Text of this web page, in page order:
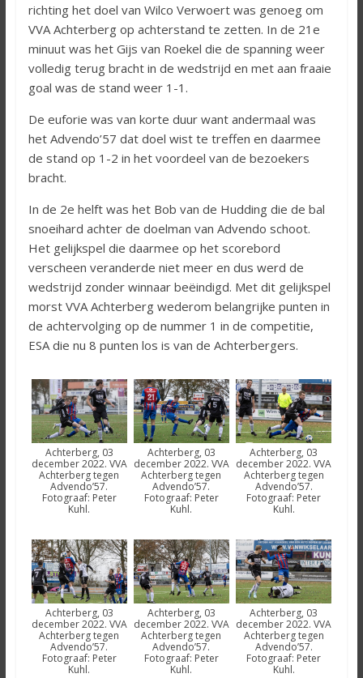
richting het doel van Wilco Verwoert was genoeg om
VVA Achterberg op achterstand te zetten. In de 21e
minuut was het Gijs van Roekel die de spanning weer
volledig terug bracht in de wedstrijd en met aan fraaie
goal was de stand weer 1-1.
De euforie was van korte duur want andermaal was
het Advendo’57 dat doel wist te treffen en daarmee
de stand op 1-2 in het voordeel van de bezoekers
bracht.
In de 2e helft was het Bob van de Hudding die de bal
snoeihard achter de doelman van Advendo schoot.
Het gelijkspel die daarmee op het scorebord
verscheen veranderde niet meer en dus werd de
wedstrijd zonder winnaar beëindigd. Met dit gelijkspel
morst VVA Achterberg wederom belangrijke punten in
de achtervolging op de nummer 1 in de competitie,
ESA die nu 8 punten los is van de Achterbergers.
Achterberg, 03
december 2022. VVA
Achterberg tegen
Advendo’57.
Fotograaf: Peter
Kuhl.
Achterberg, 03
december 2022. VVA
Achterberg tegen
Advendo’57.
Fotograaf: Peter
Kuhl.
Achterberg, 03
december 2022. VVA
Achterberg tegen
Advendo’57.
Fotograaf: Peter
Kuhl.
Achterberg, 03
december 2022. VVA
Achterberg tegen
Advendo’57.
Fotograaf: Peter
Kuhl.
Achterberg, 03
december 2022. VVA
Achterberg tegen
Advendo’57.
Fotograaf: Peter
Kuhl.
Achterberg, 03
december 2022. VVA
Achterberg tegen
Advendo’57.
Fotograaf: Peter
Kuhl.